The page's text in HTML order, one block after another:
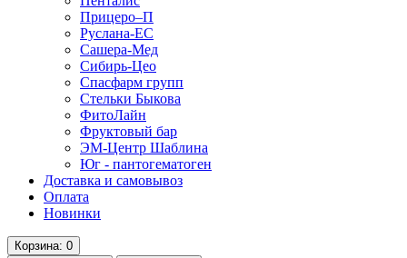
Прицеро–П
Руслана-ЕС
Сашера-Мед
Сибирь-Цео
Спасфарм групп
Стельки Быкова
ФитоЛайн
Фруктовый бар
ЭМ-Центр Шаблина
Юг - пантогематоген
Доставка и самовывоз
Оплата
Новинки
Корзина: 0